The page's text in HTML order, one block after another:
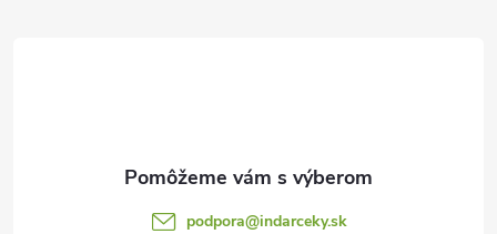
podpora@indarceky.sk